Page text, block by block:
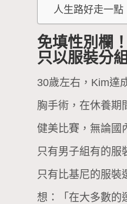
人生路好走一點
免填性別欄
只以服裝分組
30歲左右，Kim達
胸手術，在休養期
健美比賽，無論國
只有男子組有的服
只有比基尼的服裝
想：「在大多數的